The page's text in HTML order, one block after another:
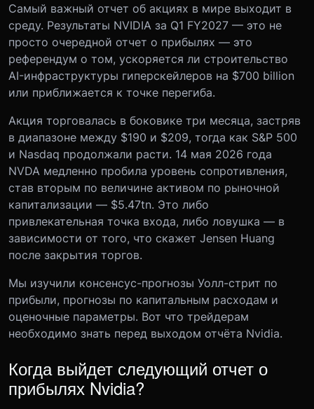
Самый важный отчет об акциях в мире выходит в
среду. Результаты NVIDIA за Q1 FY2027 — это не
просто очередной отчет о прибылях — это
референдум о том, ускоряется ли строительство
AI-инфраструктуры гиперскейлеров на $700 billion
или приближается к точке перегиба.
Акция торговалась в боковике три месяца, застряв
в диапазоне между $190 и $209, тогда как S&P 500
и Nasdaq продолжали расти. 14 мая 2026 года
NVDA медленно пробила уровень сопротивления,
став вторым по величине активом по рыночной
капитализации — $5.47tn. Это либо
привлекательная точка входа, либо ловушка — в
зависимости от того, что скажет Jensen Huang
после закрытия торгов.
Мы изучили консенсус-прогнозы Уолл-стрит по
прибыли, прогнозы по капитальным расходам и
оценочные параметры. Вот что трейдерам
необходимо знать перед выходом отчёта Nvidia.
Когда выйдет следующий отчет о
прибылях Nvidia?